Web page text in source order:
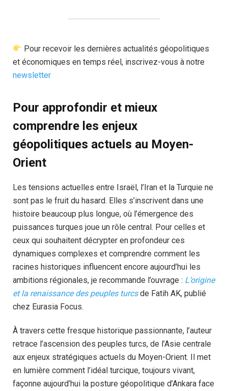
Pour recevoir les dernières actualités géopolitiques
et économiques en temps réel, inscrivez-vous à notre
newsletter
Pour approfondir et mieux
comprendre les enjeux
géopolitiques actuels au Moyen-
Orient
Les tensions actuelles entre Israël, l’Iran et la Turquie ne
sont pas le fruit du hasard. Elles s’inscrivent dans une
histoire beaucoup plus longue, où l’émergence des
puissances turques joue un rôle central. Pour celles et
ceux qui souhaitent décrypter en profondeur ces
dynamiques complexes et comprendre comment les
racines historiques influencent encore aujourd’hui les
ambitions régionales, je recommande l’ouvrage : L’origine
et la renaissance des peuples turcsde Fatih AK, publié
chez Eurasia Focus.
À travers cette fresque historique passionnante, l’auteur
retrace l’ascension des peuples turcs, de l’Asie centrale
aux enjeux stratégiques actuels du Moyen-Orient. Il met
en lumière comment l’idéal turcique, toujours vivant,
façonne aujourd’hui la posture géopolitique d’Ankara face